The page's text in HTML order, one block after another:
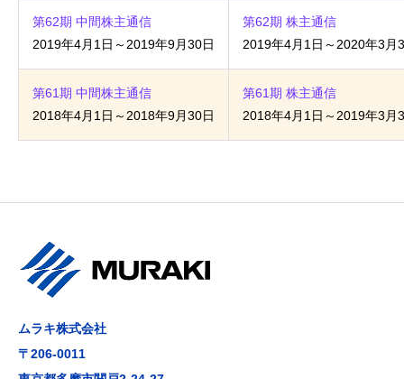
第62期 中間株主通信
2019年4月1日～2019年9月30日
第62期 株主通信
2019年4月1日～2020年3月
第61期 中間株主通信
2018年4月1日～2018年9月30日
第61期 株主通信
2018年4月1日～2019年3月
ムラキ株式会社
〒206-0011